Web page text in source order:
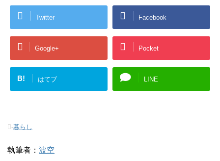
Twitter Facebook
Google+ Pocket
B! はてブ LINE
-暮らし
執筆者： 波空